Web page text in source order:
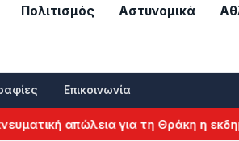
Πολιτισμός Αστυνομικά
Επικοινωνία
απώλεια για τη Θράκη η